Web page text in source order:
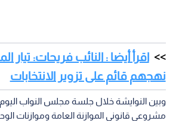
اقرأ أيضا : النائب فريحات: تيار
نهجهم قائم على تزوير الانتخابات
وبين النوايشة خلال جلسة مجلس النواب اليوم
مشروعي قانوني الموازنة العامة وموازنات